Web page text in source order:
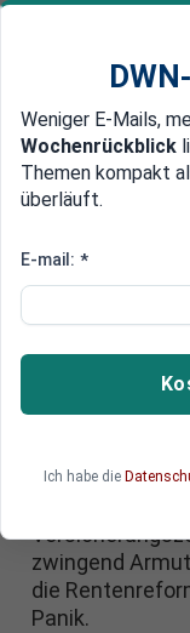
Newsticker
Edelmetalle
Kleine
bedeuten
Viele
und dennoch
Altersarmut
Hinter
zwingend
die
Panik.
Weniger E-Mails,
Wochenrückblick
Themen kompakt
überläuft.
E-mail: *
Ich habe die